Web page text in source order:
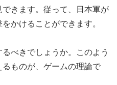
きます。従って、日本軍が
かけることができます。
べきでしょうか。このよう
ものが、ゲームの理論で